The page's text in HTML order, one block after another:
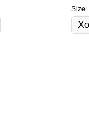
Size